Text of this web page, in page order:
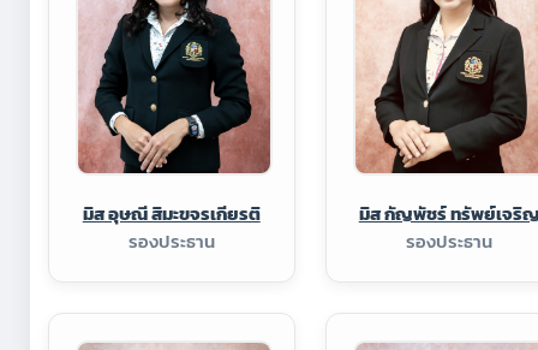
มิส อุษณี สิมะขจรเกียรติ
รองประธาน
มิส กัญพัชร์ ทรัพย์เจริ
รองประธาน